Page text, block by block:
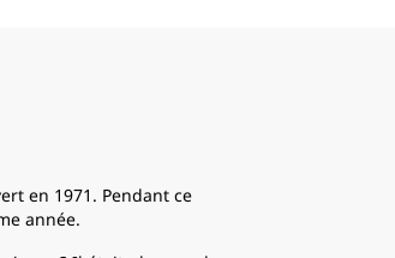
en 1971. Pendant ce
année.